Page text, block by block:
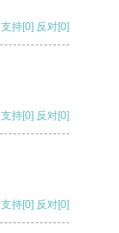
支持[0] 反对[0]
支持[0] 反对[0]
支持[0] 反对[0]